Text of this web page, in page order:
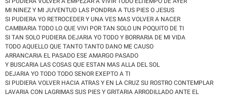
MI NINEZ Y MI JUVENTUD LAS PONDRIA A TUS PIES O JESUS
SI PUDIERA YO RETROCEDER Y UNA VES MAS VOLVER A NACER
CAMBIARIA TODO LO QUE VIVI POR TAN SOLO UN POQUITO DE TI
SI TAN SOLO PUDIERA DEJARIA YO TODO Y BORRARIA DE MI VIDA
TODO AQUELLO QUE TANTO TANTO DANO ME CAUSO
ARRANCARIA EL PASADO ESE AMARGO PASADO
Y BUSCARIA LAS COSAS QUE ESTAN MAS ALLA DEL SOL
DEJARIA YO TODO TODO SENOR EXEPTO A TI
SI PUDIERA VOLVER HACIA ATRAS Y EN LA CRUZ SU ROSTRO CONTEMPLAR
LAVARIA CON LAGRIMAS SUS PIES Y GRITARIA ARRODILLADO ANTE EL